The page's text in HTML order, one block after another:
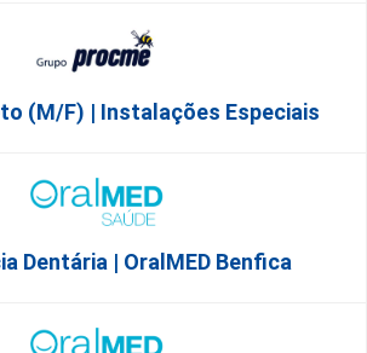
(m/f) | Instalações Especiais
Dentária | OralMED Benfica